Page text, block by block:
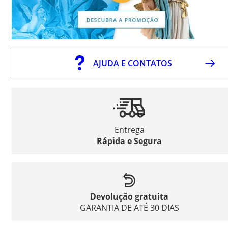
AJUDA E CONTATOS
Entrega
Rápida e Segura
Devolução gratuita
GARANTIA DE ATÉ 30 DIAS